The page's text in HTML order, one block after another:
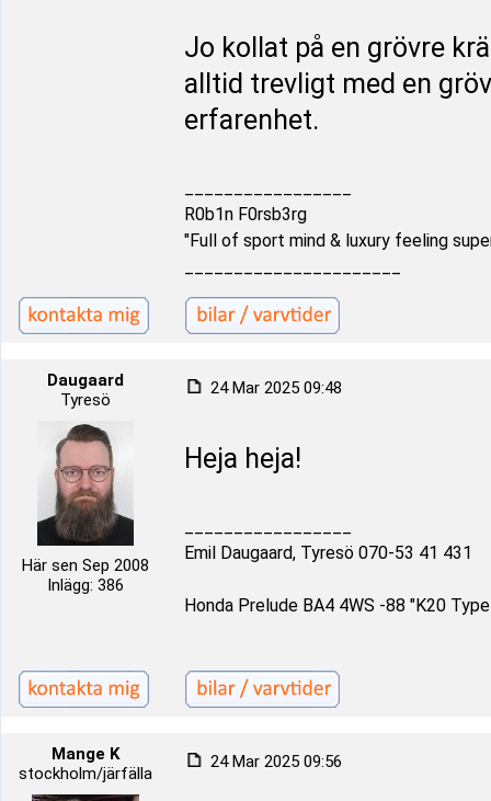
Jo kollat på en grövre
alltid trevligt med en
erfarenhet.
R0b1n F0rsb3rg
"Full of sport mind & luxury feeling
Daugaard
Tyresö
Här sen Sep 2008
Inlägg: 386
24 Mar 2025 09:48
Heja heja!
Emil Daugaard, Tyresö 070-53 41 431
Honda Prelude BA4 4WS -88 "K20
Mange K
stockholm/järfälla
24 Mar 2025 09:56